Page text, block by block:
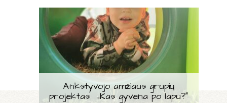
Ankstyvojo amžiaus grupių
projektas „Kas gyvena po lapu?“